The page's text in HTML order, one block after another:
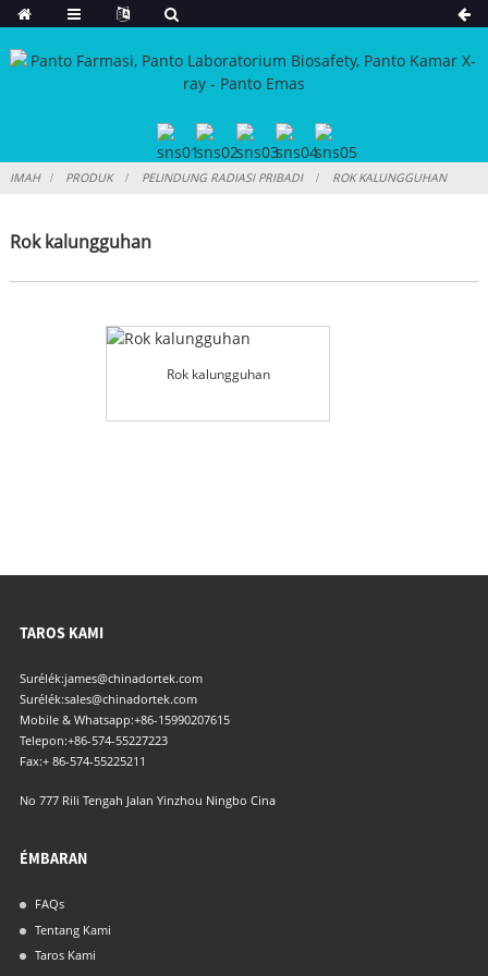
IMAH PRODUK PELINDUNG RADIASI PRIBADI ROK KALUNGGUHAN
Rok kalungguhan
Rok kalungguhan
TAROS KAMI
Surélék:james@chinadortek.com
Surélék:sales@chinadortek.com
Mobile & Whatsapp:+86-15990207615
Telepon:+86-574-55227223
Fax:+ 86-574-55225211
No 777 Rili Tengah Jalan Yinzhou Ningbo Cina
ÉMBARAN
FAQs
Tentang Kami
Taros Kami